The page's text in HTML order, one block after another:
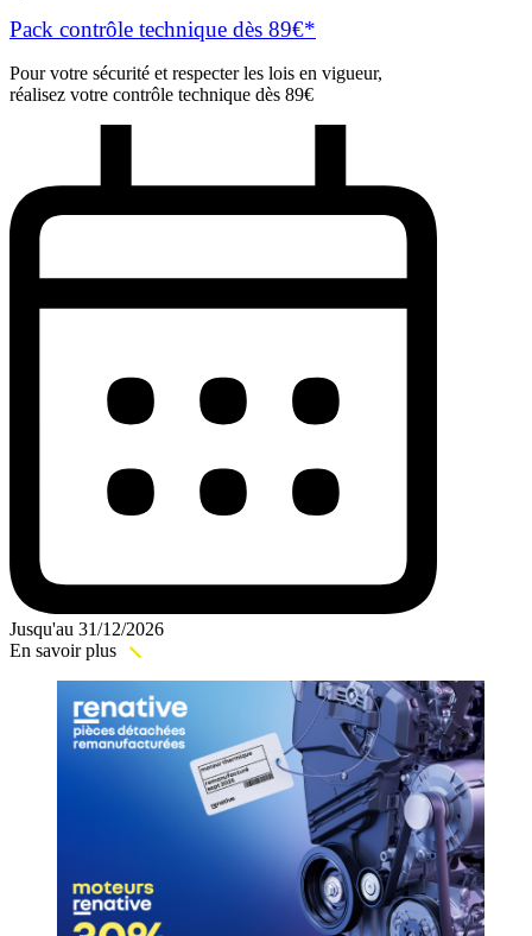
Pack contrôle technique dès 89€*
Pour votre sécurité et respecter les lois en vigueur,
réalisez votre contrôle technique dès 89€
Jusqu'au 31/12/2026
En savoir plus